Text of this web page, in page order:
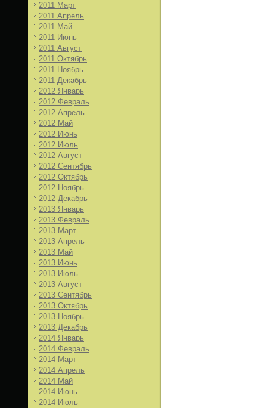
2011 Март
2011 Апрель
2011 Май
2011 Июнь
2011 Август
2011 Октябрь
2011 Ноябрь
2011 Декабрь
2012 Январь
2012 Февраль
2012 Апрель
2012 Май
2012 Июнь
2012 Июль
2012 Август
2012 Сентябрь
2012 Октябрь
2012 Ноябрь
2012 Декабрь
2013 Январь
2013 Февраль
2013 Март
2013 Апрель
2013 Май
2013 Июнь
2013 Июль
2013 Август
2013 Сентябрь
2013 Октябрь
2013 Ноябрь
2013 Декабрь
2014 Январь
2014 Февраль
2014 Март
2014 Апрель
2014 Май
2014 Июнь
2014 Июль